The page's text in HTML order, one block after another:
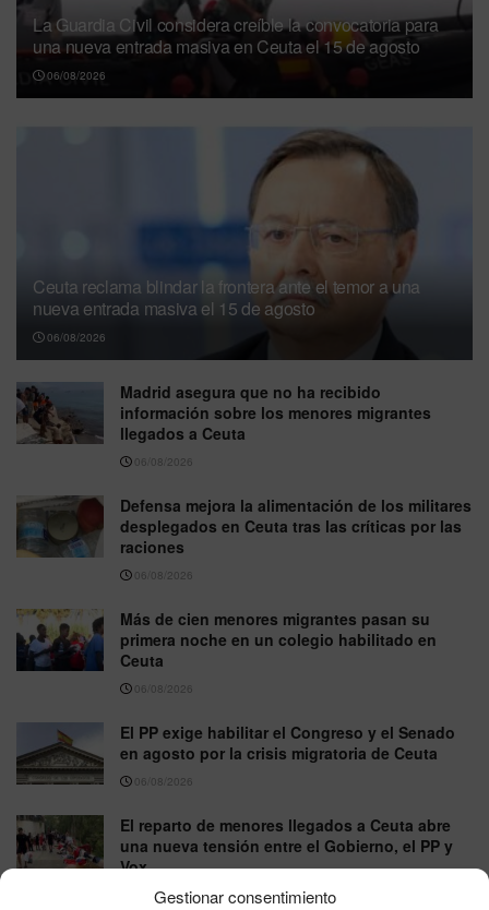
Gestionar consentimiento
La Guardia Civil considera creíble la convocatoria para
una nueva entrada masiva en Ceuta el 15 de agosto
06/08/2026
Ceuta reclama blindar la frontera ante el temor a una
nueva entrada masiva el 15 de agosto
06/08/2026
Madrid asegura que no ha recibido
información sobre los menores migrantes
llegados a Ceuta
06/08/2026
Defensa mejora la alimentación de los militares
desplegados en Ceuta tras las críticas por las
raciones
06/08/2026
Más de cien menores migrantes pasan su
primera noche en un colegio habilitado en
Ceuta
06/08/2026
El PP exige habilitar el Congreso y el Senado
en agosto por la crisis migratoria de Ceuta
06/08/2026
El reparto de menores llegados a Ceuta abre
una nueva tensión entre el Gobierno, el PP y
Vox
06/08/2026